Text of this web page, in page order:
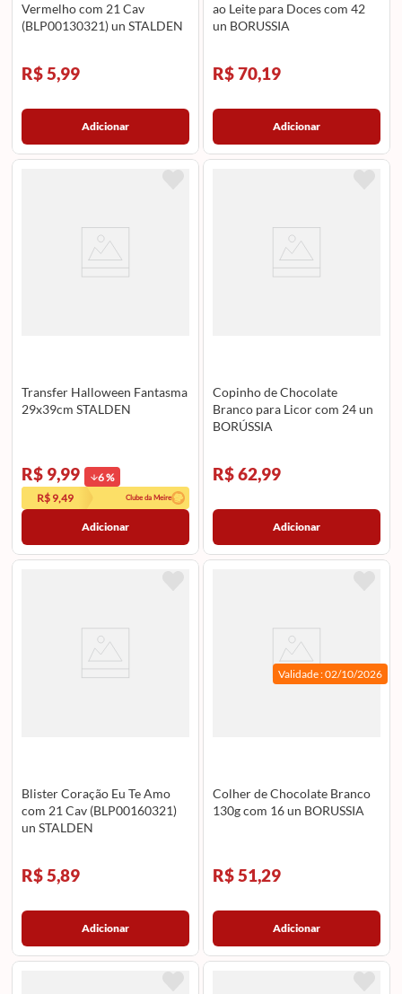
Vermelho com 21 Cav
(BLP00130321) un STALDEN
R$ 5,99
Adicionar
ao Leite para Doces com 42
un BORUSSIA
R$ 70,19
Adicionar
Transfer Halloween Fantasma
29x39cm STALDEN
R$ 9,99 6%
R$ 9,49
Clube da Meire
Adicionar
Copinho de Chocolate
Branco para Licor com 24 un
BORÚSSIA
R$ 62,99
Adicionar
Blister Coração Eu Te Amo
com 21 Cav (BLP00160321)
un STALDEN
R$ 5,89
Adicionar
Validade :02/10/2026
Colher de Chocolate Branco
130g com 16 un BORUSSIA
R$ 51,29
Adicionar